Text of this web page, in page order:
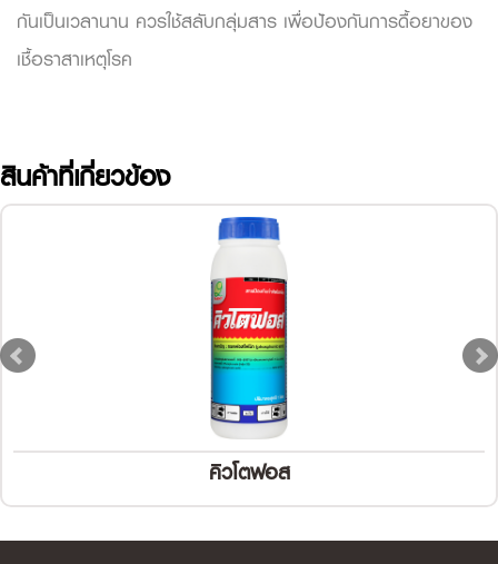
กันเป็นเวลานาน ควรใช้สลับกลุ่มสาร เพื่อป้องกันการดื้อยาของ
เชื้อราสาเหตุโรค
สินค้าที่เกี่ยวข้อง
คิวโตฟอส